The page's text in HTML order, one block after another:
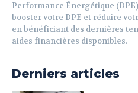
Performance Énergétique
booster votre DPE et réduire
en bénéficiant des dernières
aides financières disponibles.
Derniers articles